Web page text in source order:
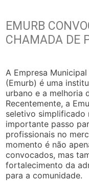
EMURB
CHAMADA DE
A Empresa
(Emurb) é uma
urbano e a melhoria
Recentemente, a
seletivo simplificado
importante passo
profissionais no
momento é não
convocados, mas
fortalecimento da
para a comunidade.